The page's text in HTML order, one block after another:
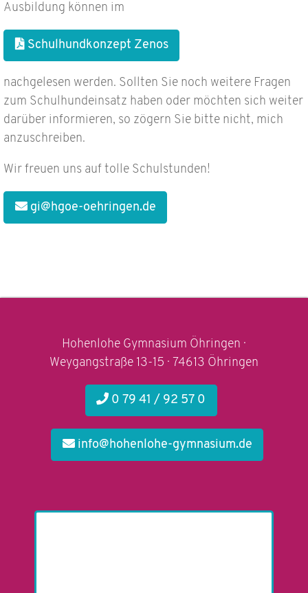
Ausbildung können im
Schulhundkonzept Zenos
nachgelesen werden. Sollten Sie noch weitere Fragen
zum Schulhundeinsatz haben oder möchten sich weiter
darüber informieren, so zögern Sie bitte nicht, mich
anzuschreiben.
Wir freuen uns auf tolle Schulstunden!
gi@hgoe-oehringen.de
Hohenlohe Gymnasium Öhringen ·
Weygangstraße 13-15 · 74613 Öhringen
0 79 41 / 92 57 0
info@hohenlohe-gymnasium.de